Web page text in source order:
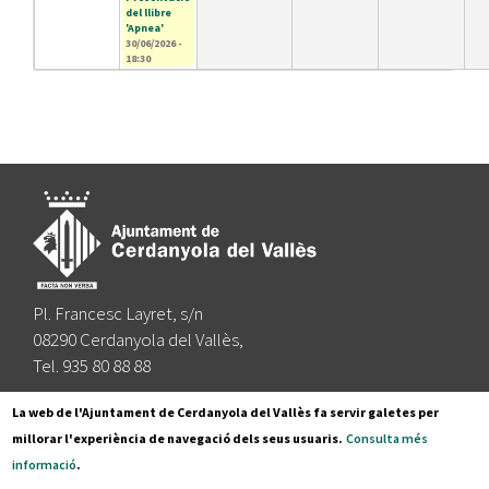
del llibre
'Apnea'
30/06/2026 -
18:30
Pl. Francesc Layret, s/n
08290 Cerdanyola del Vallès,
Tel. 935 80 88 88
Segueix-nos a:
La web de l'Ajuntament de Cerdanyola del Vallès fa servir galetes per
millorar l'experiència de navegació dels seus usuaris. Consulta més
informació.